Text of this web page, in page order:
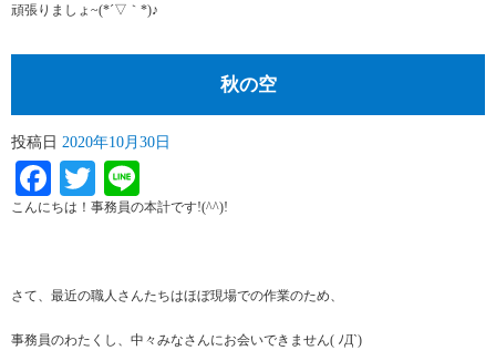
頑張りましょ~(*´▽｀*)♪
秋の空
投稿日 2020年10月30日
Facebook
Twitter
こんにちは！事務員の本計です!(^^)!
さて、最近の職人さんたちはほぼ現場での作業のため、
事務員のわたくし、中々みなさんにお会いできません( ﾉД`)